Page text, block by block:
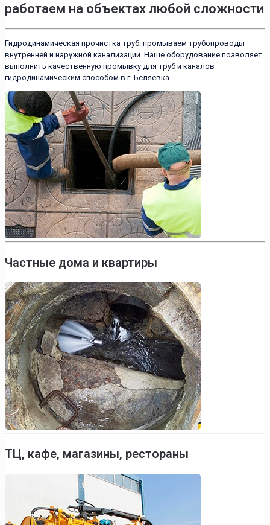
работаем на объектах любой сложности
Гидродинамическая прочистка труб: промываем трубопроводы
внутренней и наружной канализации. Наше оборудование позволяет
выполнить качественную промывку для труб и каналов
гидродинамическим способом в г. Беляевка.
Частные дома и квартиры
ТЦ, кафе, магазины, рестораны